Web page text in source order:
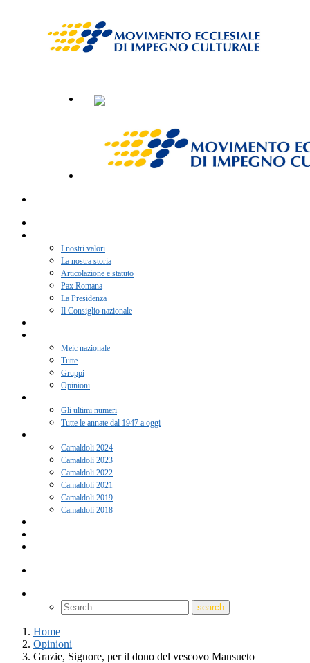
I nostri valori
La nostra storia
Articolazione e statuto
Pax Romana
La Presidenza
Il Consiglio nazionale
Meic nazionale
Tutte
Gruppi
Opinioni
Gli ultimi numeri
Tutte le annate dal 1947 a oggi
Camaldoli 2024
Camaldoli 2023
Camaldoli 2022
Camaldoli 2021
Camaldoli 2019
Camaldoli 2018
Home
Opinioni
Grazie, Signore, per il dono del vescovo Mansueto